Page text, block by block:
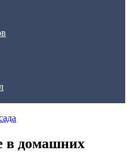
в домашних